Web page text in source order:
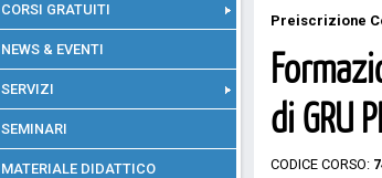
CORSI GRATUITI
NEWS & EVENTI
SERVIZI
SEMINARI
MATERIALE DIDATTICO
Preiscrizione
di GRU
CODICE CORSO: